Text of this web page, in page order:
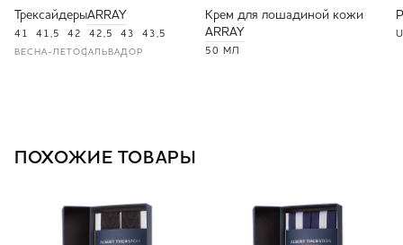
ТрексайдерыARRAY
41 41,5 42 42,5 43 43,5
ВЕСНА-ЛЕТОСАЛЬВАДОР
Крем для лошадиной кожи
ARRAY
50 МЛ
ПОХОЖИЕ ТОВАРЫ